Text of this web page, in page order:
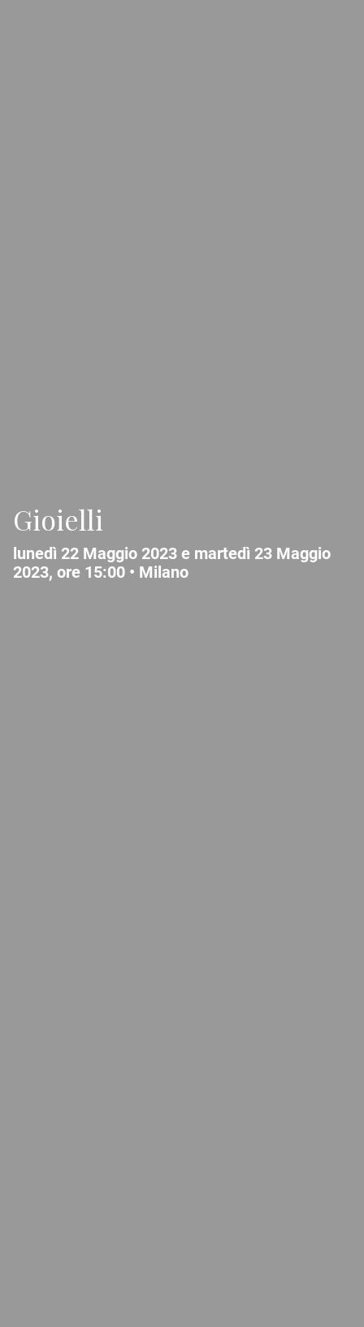
Gioielli
lunedì 22 Maggio 2023 e martedì 23 Maggio
2023, ore 15:00 • Milano